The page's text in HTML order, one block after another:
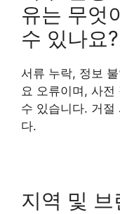
유는 무엇
수 있나요?
서류 누락, 정보
요 오류이며, 사전
수 있습니다. 거절
다.
지역 및